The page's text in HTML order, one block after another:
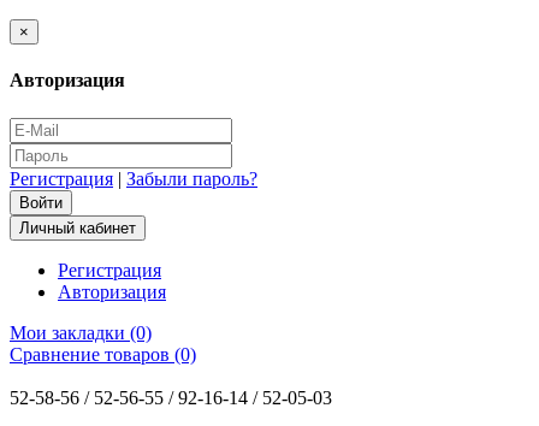
×
Авторизация
Регистрация | Забыли пароль?
Личный кабинет
Регистрация
Авторизация
Мои закладки (0)
Сравнение товаров (0)
52-58-56 / 52-56-55 / 92-16-14 / 52-05-03